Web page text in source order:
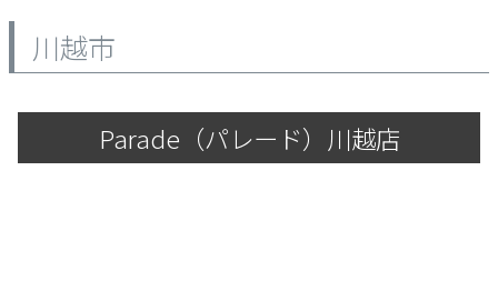
川越市
Parade（パレード）川越店